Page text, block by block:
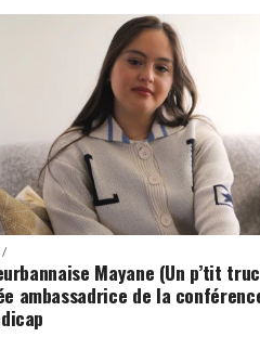
Mayane (Un p’tit
ambassadrice de la